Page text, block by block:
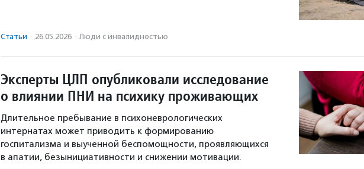
Статьи · 26.05.2026 · Люди с инвалидностью
Эксперты ЦЛП опубликовали исследование
о влиянии ПНИ на психику проживающих
Длительное пребывание в психоневрологических
интернатах может приводить к формированию
госпитализма и выученной беспомощности, проявляющихся
в апатии, безынициативности и снижении мотивации.